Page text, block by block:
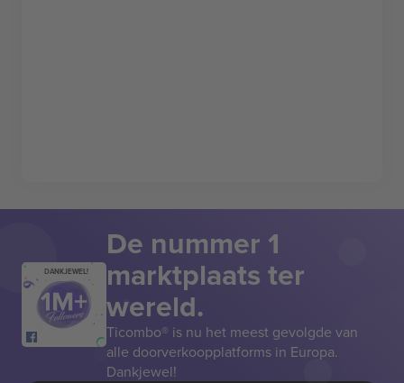
DANKJEWEL!
De nummer 1
marktplaats ter
wereld.
Ticombo® is nu het meest gevolgde van
alle doorverkoopplatforms in Europa.
Dankjewel!